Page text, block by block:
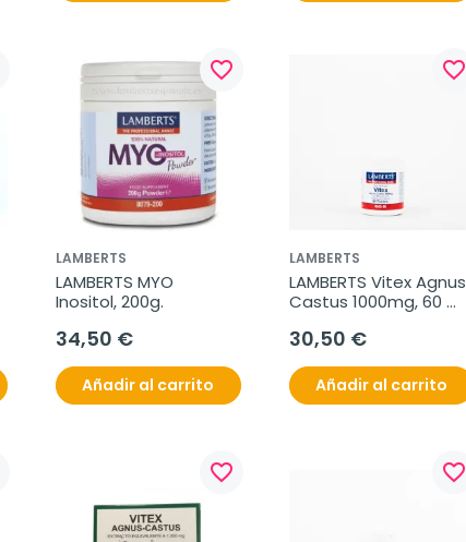
favorite_border
LAMBERTS
LAMBERTS MYO
Inositol, 200g.
34,50 €
Añadir al carrito
favorite_border
LAMBERTS
LAMBERTS Vitex Agnus
Castus 1000mg, 60
30,50 €
Añadir al carrito
favorite_border favorite_border